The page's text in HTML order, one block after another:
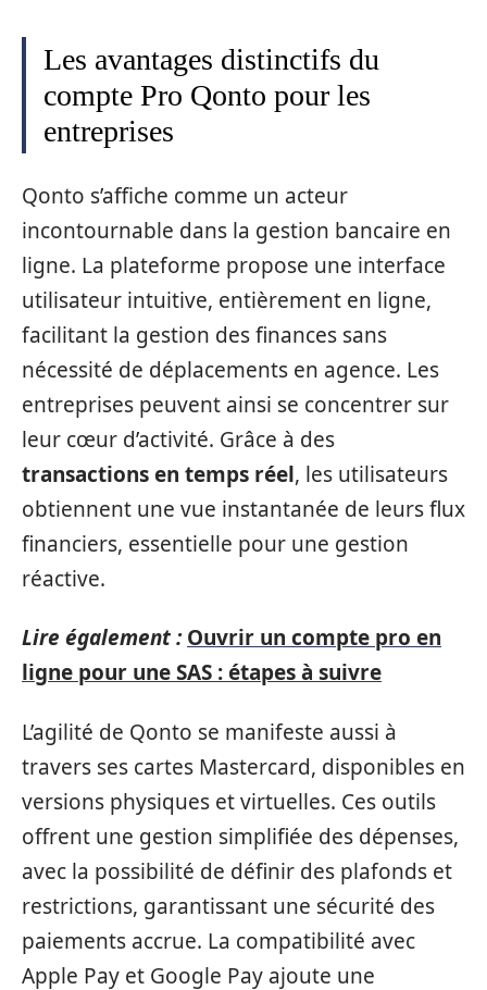
Les avantages distinctifs du
compte Pro Qonto pour les
entreprises
Qonto s’affiche comme un acteur
incontournable dans la gestion bancaire en
ligne. La plateforme propose une interface
utilisateur intuitive, entièrement en ligne,
facilitant la gestion des finances sans
nécessité de déplacements en agence. Les
entreprises peuvent ainsi se concentrer sur
leur cœur d’activité. Grâce à des
transactions en temps réel, les utilisateurs
obtiennent une vue instantanée de leurs flux
financiers, essentielle pour une gestion
réactive.
Lire également : Ouvrir un compte pro en
ligne pour une SAS : étapes à suivre
L’agilité de Qonto se manifeste aussi à
travers ses cartes Mastercard, disponibles en
versions physiques et virtuelles. Ces outils
offrent une gestion simplifiée des dépenses,
avec la possibilité de définir des plafonds et
restrictions, garantissant une sécurité des
paiements accrue. La compatibilité avec
Apple Pay et Google Pay ajoute une